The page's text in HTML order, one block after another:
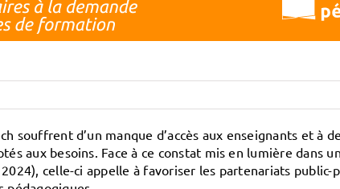
souffrent d’un manque d’accès aux enseignants et à
aux besoins. Face à ce constat mis en lumière dans
celle-ci appelle à favoriser les partenariats